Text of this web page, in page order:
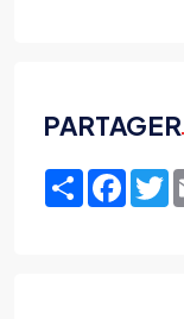
PARTAGER
Share